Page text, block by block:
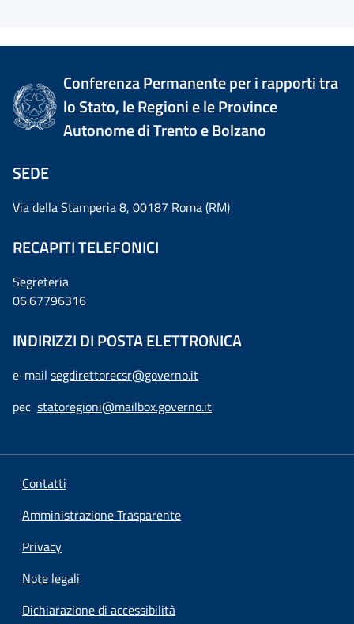
Conferenza Permanente per i rapporti tra
lo Stato, le Regioni e le Province
Autonome di Trento e Bolzano
SEDE
Via della Stamperia 8, 00187 Roma (RM)
RECAPITI TELEFONICI
Segreteria
06.67796316
INDIRIZZI DI POSTA ELETTRONICA
e-mail segdirettorecsr@governo.it
pec statoregioni@mailbox.governo.it
Contatti
Amministrazione Trasparente
Privacy
Note legali
Dichiarazione di accessibilità